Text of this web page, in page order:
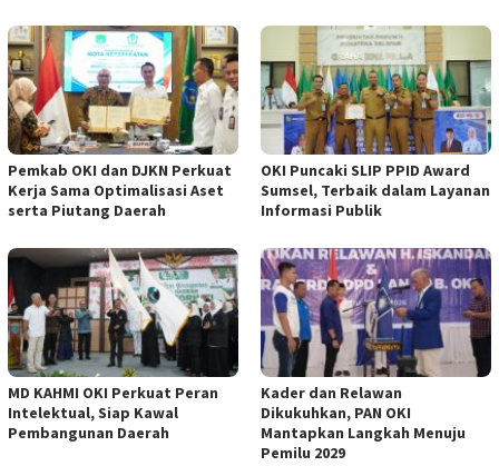
Pemkab OKI dan DJKN Perkuat
Kerja Sama Optimalisasi Aset
serta Piutang Daerah
OKI Puncaki SLIP PPID Award
Sumsel, Terbaik dalam Layanan
Informasi Publik
MD KAHMI OKI Perkuat Peran
Intelektual, Siap Kawal
Pembangunan Daerah
Kader dan Relawan
Dikukuhkan, PAN OKI
Mantapkan Langkah Menuju
Pemilu 2029